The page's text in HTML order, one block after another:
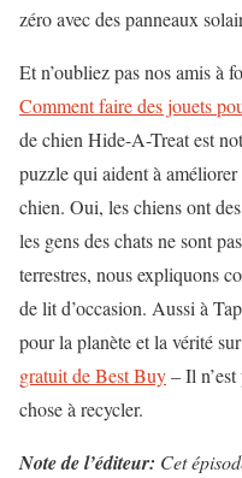
zéro avec des panneaux
Et n’oubliez pas nos amis à
Comment faire des jouets
de chien Hide-A-Treat est
puzzle qui aident à améliorer
chien. Oui, les chiens ont
les gens des chats ne sont
terrestres, nous expliquons
de lit d’occasion. Aussi à
pour la planète et la vérité sur
gratuit de Best Buy– Il n’est
chose à recycler.
Note de l’éditeur: Cet